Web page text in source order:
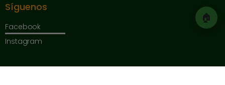
🏠
Síguenos
Facebook
Instagram